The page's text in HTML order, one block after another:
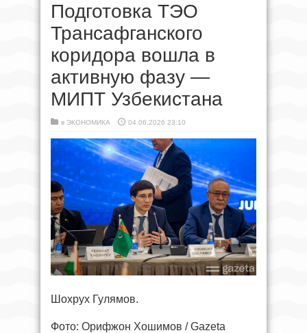
Подготовка ТЭО
Трансафганского
коридора вошла в
активную фазу —
МИПТ Узбекистана
в ЭКОНОМИКА 04.06.2026 23:10
Шохрух Гулямов.
Фото: Орифжон Хошимов / Gazeta